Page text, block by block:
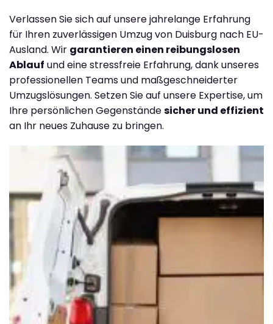
Verlassen Sie sich auf unsere jahrelange Erfahrung
für Ihren zuverlässigen Umzug von Duisburg nach EU-
Ausland. Wir garantieren einen reibungslosen
Ablauf und eine stressfreie Erfahrung, dank unseres
professionellen Teams und maßgeschneiderter
Umzugslösungen. Setzen Sie auf unsere Expertise, um
Ihre persönlichen Gegenständesicher und effizient
an Ihr neues Zuhause zu bringen.